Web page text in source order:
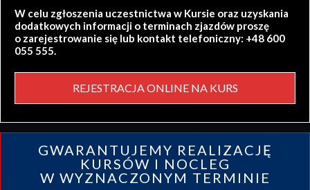
W celu zgłoszenia uczestnictwa w Kursie oraz uzyskania
dodatkowych informacji o terminach zjazdów proszę
o zarejestrowanie się lub kontakt telefoniczny: +48 600
055 555.
REJESTRACJA ONLINE NA KURS
GWARANTUJEMY REALIZACJĘ
KURSÓW I NOCLEG
W WYZNACZONYM TERMINIE